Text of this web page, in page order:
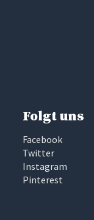
Folgt uns
Facebook
Twitter
Instagram
Pinterest